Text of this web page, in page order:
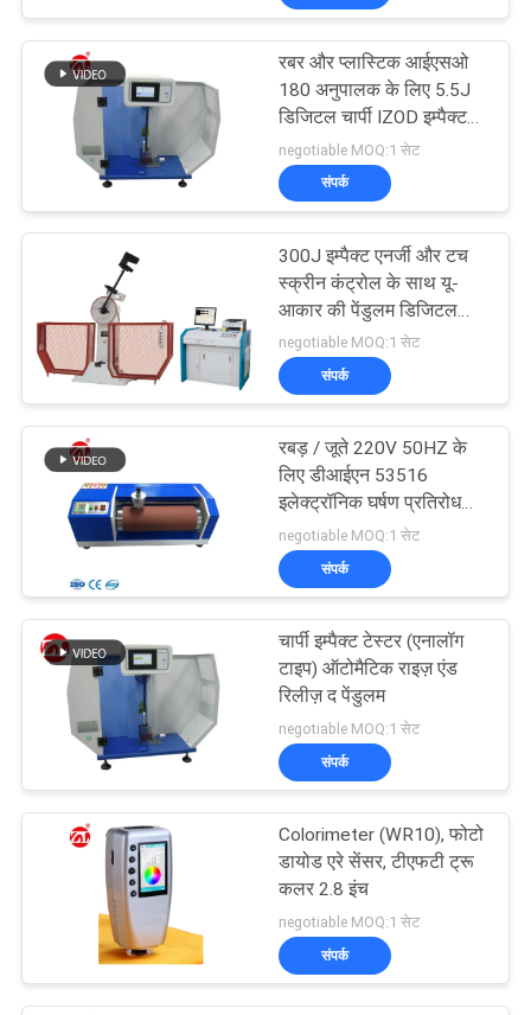
धातु डिटेक्टर मशीन
पर्यावरण परीक्षण के चैम्बर
पैकेजिंग परीक्षण उपकरण
105
हेलमेट परीक्षण मशीन
रबर और प्लास्टिक आईएसओ
180 अनुपालक के लिए 5.5J
डिजिटल चार्पी IZOD इम्पैक्ट
टेस्टर
negotiable MOQ:1 सेट
संपर्क
300J इम्पैक्ट एनर्जी और टच
स्क्रीन कंट्रोल के साथ यू-
आकार की पेंडुलम डिजिटल
चार्पी इम्पैक्ट टेस्टिंग मशीन
negotiable MOQ:1 सेट
संपर्क
रबड़ / जूते 220V 50HZ के
लिए डीआईएन 53516
इलेक्ट्रॉनिक घर्षण प्रतिरोध
परीक्षण मशीन
negotiable MOQ:1 सेट
संपर्क
चार्पी इम्पैक्ट टेस्टर (एनालॉग
टाइप) ऑटोमैटिक राइज़ एंड
रिलीज़ द पेंडुलम
negotiable MOQ:1 सेट
संपर्क
Colorimeter (WR10), फोटो
डायोड एरे सेंसर, टीएफटी ट्रू
कलर 2.8 इंच
negotiable MOQ:1 सेट
संपर्क